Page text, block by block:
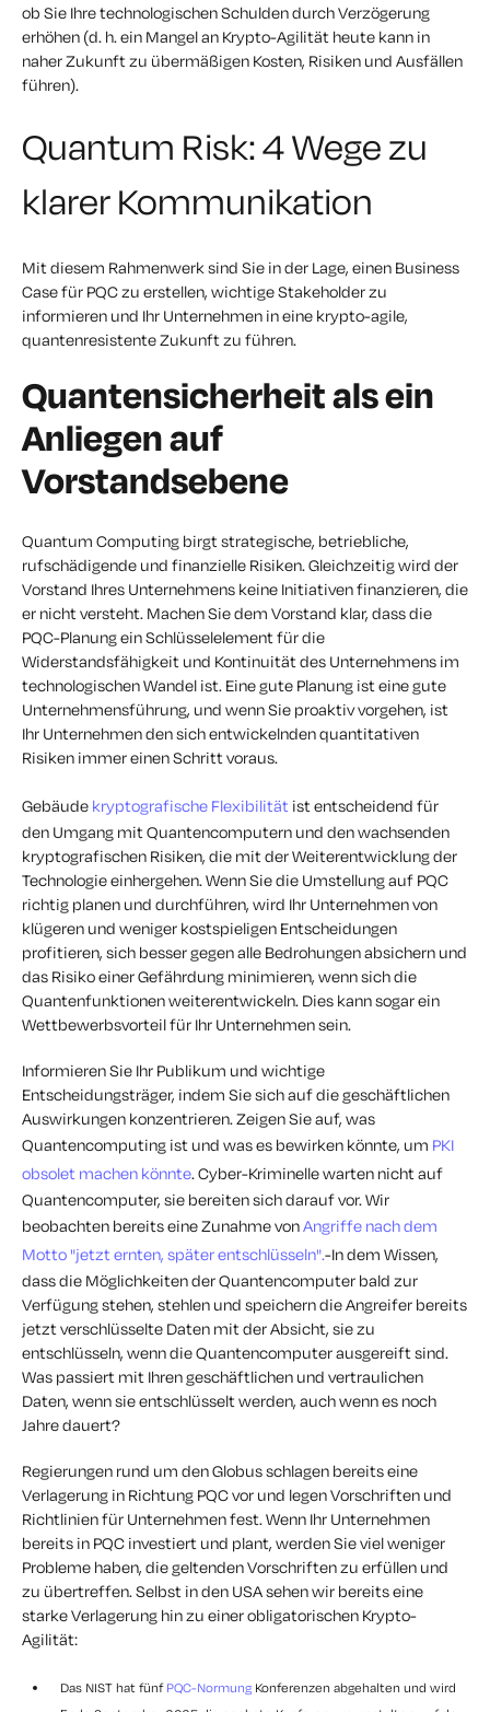
ob Sie Ihre technologischen Schulden durch Verzögerung
erhöhen (d. h.ein Mangel an Krypto-Agilität heute kann in
naher Zukunft zu übermäßigen Kosten, Risiken und Ausfällen
führen).
Quantum Risk: 4 Wege zu
klarer Kommunikation
Mit diesem Rahmenwerk sind Sie in der Lage, einen Business
Case für PQC zu erstellen, wichtige Stakeholder zu
informieren und Ihr Unternehmen in eine krypto-agile,
quantenresistente Zukunft zu führen.
Quantensicherheit als ein
Anliegen auf
Vorstandsebene
Quantum Computing birgt strategische, betriebliche,
rufschädigende und finanzielle Risiken. Gleichzeitig wird der
Vorstand Ihres Unternehmens keine Initiativen finanzieren, die
er nicht versteht. Machen Sie dem Vorstand klar, dass die
PQC-Planung ein Schlüsselelement für die
Widerstandsfähigkeit und Kontinuität des Unternehmens im
technologischen Wandel ist. Eine gute Planung ist eine gute
Unternehmensführung, und wenn Sie proaktiv vorgehen, ist
Ihr Unternehmen den sich entwickelnden quantitativen
Risiken immer einen Schritt voraus.
Gebäude kryptografische Flexibilität ist entscheidend für
den Umgang mit Quantencomputern und den wachsenden
kryptografischen Risiken, die mit der Weiterentwicklung der
Technologie einhergehen. Wenn Sie die Umstellung auf PQC
richtig planen und durchführen, wird Ihr Unternehmen von
klügeren und weniger kostspieligen Entscheidungen
profitieren, sich besser gegen alle Bedrohungen absichern und
das Risiko einer Gefährdung minimieren, wenn sich die
Quantenfunktionen weiterentwickeln. Dies kann sogar ein
Wettbewerbsvorteil für Ihr Unternehmen sein.
Informieren Sie Ihr Publikum und wichtige
Entscheidungsträger, indem Sie sich auf die geschäftlichen
Auswirkungen konzentrieren. Zeigen Sie auf, was
Quantencomputing ist und was es bewirken könnte, um PKI
obsolet machen könnte. Cyber-Kriminelle warten nicht auf
Quantencomputer, sie bereiten sich darauf vor. Wir
beobachten bereits eine Zunahme vonAngriffe nach dem
Motto "jetzt ernten, später entschlüsseln".-In dem Wissen,
dass die Möglichkeiten der Quantencomputer bald zur
Verfügung stehen, stehlen und speichern die Angreifer bereits
jetzt verschlüsselte Daten mit der Absicht, sie zu
entschlüsseln, wenn die Quantencomputer ausgereift sind.
Was passiert mit Ihren geschäftlichen und vertraulichen
Daten, wenn sie entschlüsselt werden, auch wenn es noch
Jahre dauert?
Regierungen rund um den Globus schlagen bereits eine
Verlagerung in Richtung PQC vor und legen Vorschriften und
Richtlinien für Unternehmen fest. Wenn Ihr Unternehmen
bereits in PQC investiert und plant, werden Sie viel weniger
Probleme haben, die geltenden Vorschriften zu erfüllen und
zu übertreffen. Selbst in den USA sehen wir bereits eine
starke Verlagerung hin zu einer obligatorischen Krypto-
Agilität:
Das NIST hat fünf PQC-Normung Konferenzen abgehalten und wird